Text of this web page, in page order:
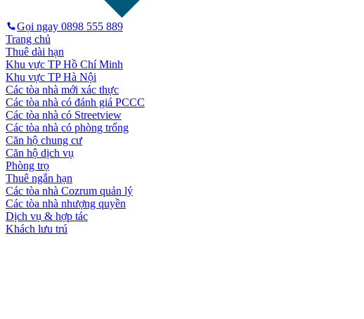
Gọi ngay 0898 555 889
Trang chủ
Thuê dài hạn
Khu vực TP Hồ Chí Minh
Khu vực TP Hà Nội
Các tòa nhà mới xác thực
Các tòa nhà có đánh giá PCCC
Các tòa nhà có Streetview
Các tòa nhà có phòng trống
Căn hộ chung cư
Căn hộ dịch vụ
Phòng trọ
Thuê ngắn hạn
Các tòa nhà Cozrum quản lý
Các tòa nhà nhượng quyền
Dịch vụ & hợp tác
Khách lưu trú